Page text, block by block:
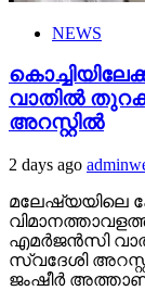
NEWS
വാതില്‍
അറസ്റ്റില്‍
2 days ago
മലേഷ്യയിലെ
എമര്‍ജന്‍സി
സ്വദേശി
ജംഷീര്‍